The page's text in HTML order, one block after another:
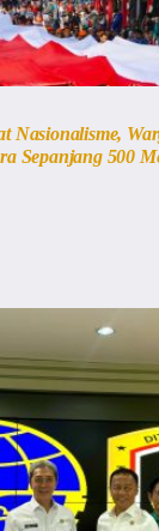
Nasionalisme,
Sepanjang 500